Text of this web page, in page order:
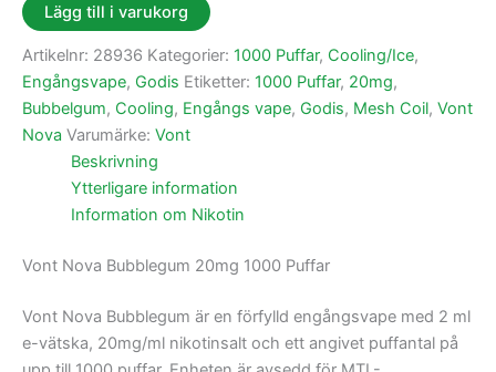
Lägg till i varukorg
Artikelnr: 28936 Kategorier: 1000 Puffar, Cooling/Ice,
Engångsvape, Godis Etiketter: 1000 Puffar, 20mg,
Bubbelgum, Cooling, Engångs vape, Godis, Mesh Coil, Vont
Nova Varumärke: Vont
Beskrivning
Ytterligare information
Information om Nikotin
Vont Nova Bubblegum 20mg 1000 Puffar
Vont Nova Bubblegum är en förfylld engångsvape med 2 ml
e-vätska, 20mg/ml nikotinsalt och ett angivet puffantal på